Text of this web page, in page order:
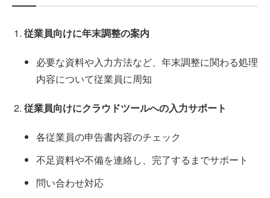
従業員向けに年末調整の案内
必要な資料や入力方法など、年末調整に関わる処理
内容について従業員に周知
従業員向けにクラウドツールへの入力サポート
各従業員の申告書内容のチェック
不足資料や不備を連絡し、完了するまでサポート
問い合わせ対応